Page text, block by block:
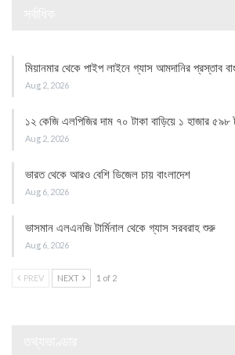
মিয়ানমার থেকে পাইপ লাইনে গ্যাস আমদানির প্রস্তাব
Aug 2, 2026
১২ কেজি এলপিজির দাম ৭০ টাকা বাড়িয়ে ১ হাজার ৫৯৮
Aug 2, 2026
ভারত থেকে আরও বেশি ডিজেল চায় বাংলাদেশ
Aug 6, 2026
ভাসমান এলএনজি টার্মিনাল থেকে গ্যাস সরবরাহ শুরু
Aug 6, 2026
PREV NEXT 1 of 2